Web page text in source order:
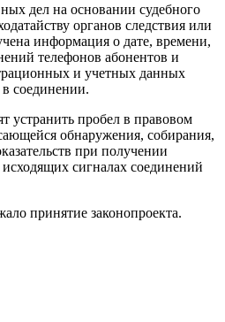
дел на основании судебного
органов следствия или
информация о дате, времени,
телефонов абонентов и
и учетных данных
соединении.
устранить пробел в правовом
обнаружения, собирания,
при получении
сигналах соединений
принятие законопроекта.